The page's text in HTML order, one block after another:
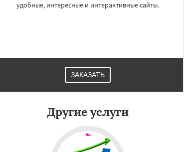
Наманган
удобные, интересные и интерактивные сайты.
ЗАКАЗАТЬ
Другие услуги